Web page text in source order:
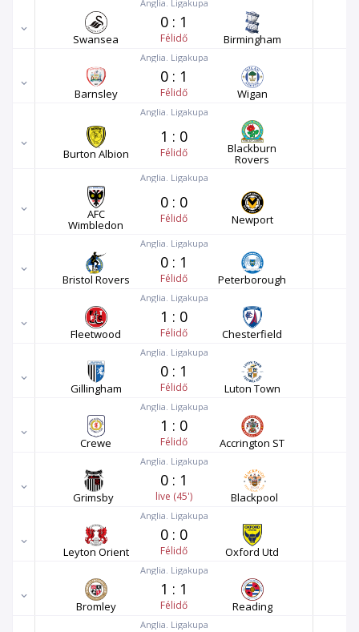
Anglia. Ligakupa
Swansea
0 : 1
Félidő Birmingham
Anglia. Ligakupa
Barnsley
0 : 1
Félidő Wigan
Anglia. Ligakupa
Burton Albion
1 : 0
Félidő Blackburn
Rovers
Anglia. Ligakupa
AFC
Wimbledon
0 : 0
Félidő Newport
Anglia. Ligakupa
Bristol Rovers
0 : 1
Félidő Peterborough
Anglia. Ligakupa
Fleetwood
1 : 0
Félidő Chesterfield
Anglia. Ligakupa
Gillingham
0 : 1
Félidő Luton Town
Anglia. Ligakupa
Crewe
1 : 0
Félidő Accrington ST
Anglia. Ligakupa
Grimsby
0 : 1
live (45') Blackpool
Anglia. Ligakupa
Leyton Orient
0 : 0
Félidő Oxford Utd
Anglia. Ligakupa
Bromley
1 : 1
Félidő Reading
Anglia. Ligakupa